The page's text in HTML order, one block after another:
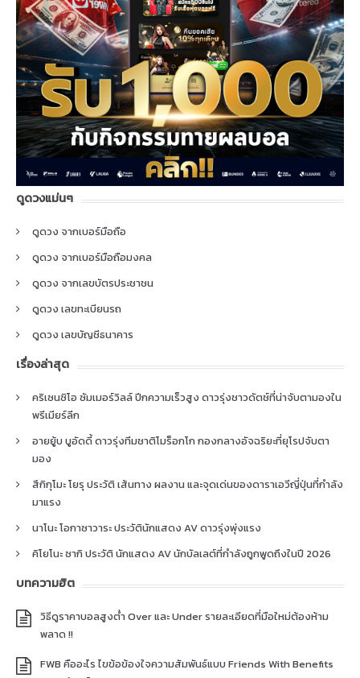
ดูดวงแม่นๆ
ดูดวง จากเบอร์มือถือ
ดูดวง จากเบอร์มือถือมงคล
ดูดวง จากเลขบัตรประชาชน
ดูดวง เลขทะเบียนรถ
ดูดวง เลขบัญชีธนาคาร
เรื่องล่าสุด
คริเซนซิโอ ซัมเมอร์วิลล์ ปีกความเร็วสูง ดาวรุ่งชาวดัตช์ที่น่าจับตามองใน
พรีเมียร์ลีก
อายยู้บ บูอัดดี้ ดาวรุ่งทีมชาติโมร็อกโก กองกลางอัจฉริยะที่ยุโรปจับตา
มอง
สึกิกุโมะ โยรุ ประวัติ เส้นทาง ผลงาน และจุดเด่นของดาราเอวีญี่ปุ่นที่กำลัง
มาแรง
นาโนะ โอกาซาวาระ ประวัตินักแสดง AV ดาวรุ่งพุ่งแรง
คิโยโนะ ซากิ ประวัติ นักแสดง AV นักบัลเลต์ที่กำลังถูกพูดถึงในปี 2026
บทความฮิต
วิธีดูราคาบอลสูงต่ำ Over และ Under รายละเอียดที่มือใหม่ต้องห้าม
พลาด !!
FWB คืออะไร ไขข้อข้องใจความสัมพันธ์แบบ Friends With Benefits